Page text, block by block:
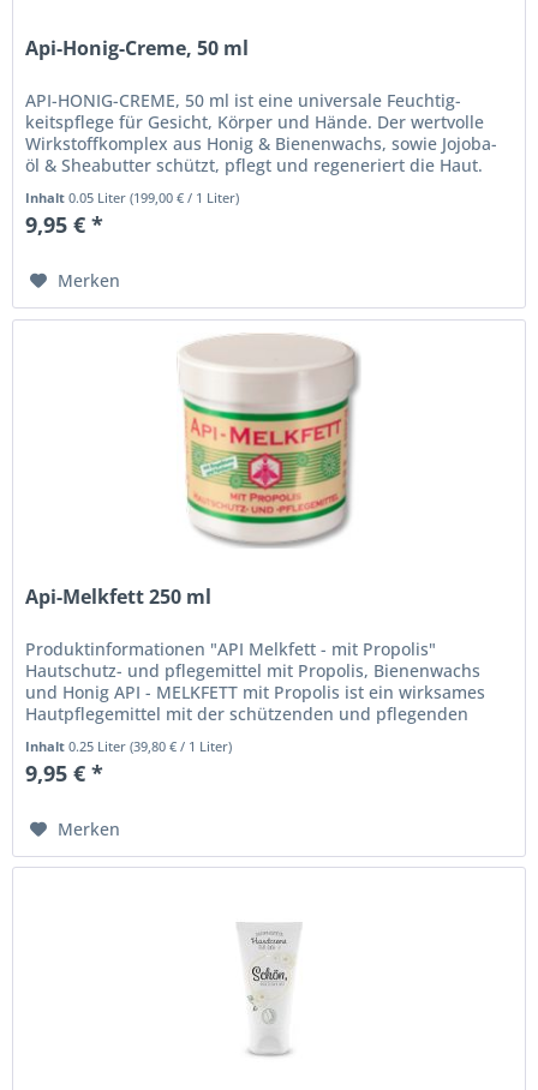
Api-Honig-Creme, 50 ml
API-HONIG-CREME, 50 ml ist eine universale Feuchtig-
keitspflege für Gesicht, Körper und Hände. Der wertvolle
Wirkstoffkomplex aus Honig & Bienenwachs, sowie Jojoba-
öl & Sheabutter schützt, pflegt und regeneriert die Haut.
Inhalt0.05 Liter(199,00 € / 1 Liter)
9,95 € *
Merken
Api-Melkfett 250 ml
Produktinformationen "API Melkfett - mit Propolis"
Hautschutz- und pflegemittel mit Propolis, Bienenwachs
und Honig API - MELKFETT mit Propolis ist ein wirksames
Hautpflegemittel mit der schützenden und pflegenden
Inhalt0.25 Liter(39,80 € / 1 Liter)
9,95 € *
Merken